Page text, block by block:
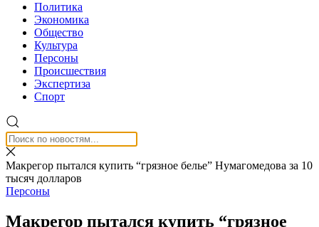
Политика
Экономика
Общество
Культура
Персоны
Происшествия
Экспертиза
Спорт
Макрегор пытался купить “грязное белье” Нумагомедова за 10
тысяч долларов
Персоны
Макрегор пытался купить “грязное